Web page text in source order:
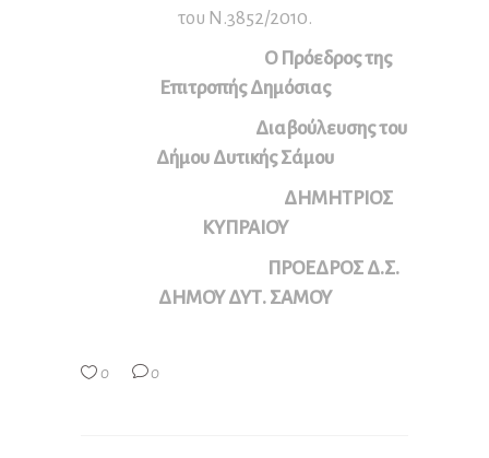
του Ν.3852/2010.
Ο Πρόεδρος της
Επιτροπής Δημόσιας
Διαβούλευσης του
Δήμου Δυτικής Σάμου
ΔΗΜΗΤΡΙΟΣ
ΚΥΠΡΑΙΟΥ
ΠΡΟΕΔΡΟΣ Δ.Σ.
ΔΗΜΟΥ ΔΥΤ. ΣΑΜΟΥ
0 0